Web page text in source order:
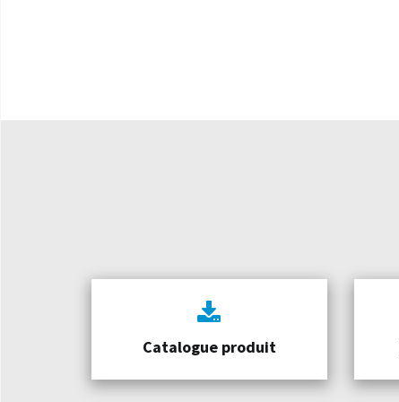
Catalogue produit